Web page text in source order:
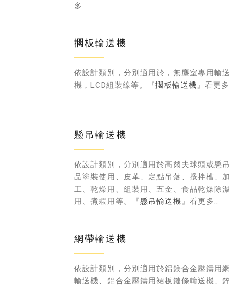
多..
擱板輸送機
依設計類別，分別適用於，無塵室專用輸
機，LCD組裝線等。『擱板輸送機』看更
懸吊輸送機
依設計類別，分別適用於高爾夫球頭或懸
品塗裝使用、皮革、定點吊落、攪拌槽、
工、乾燥用、組裝用、五金、食品乾燥除
用、煮蝦用等。『懸吊輸送機』看更多..
網帶輸送機
依設計類別，分別適用於鋁鎂合金壓鑄用
輸送機、鋁合金壓鑄用裙板鏈條輸送機、